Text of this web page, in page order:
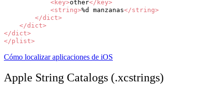
<key>other</key>
<string>%d manzanas</string>
</dict>
</dict>
</dict>
</plist>
Cómo localizar aplicaciones de iOS
Apple String Catalogs (.xcstrings)